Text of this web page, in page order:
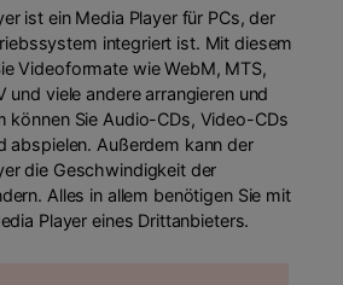
ist ein Media Player für PCs, der
integriert ist. Mit diesem
Videoformate wie WebM, MTS,
und viele andere arrangieren und
können Sie Audio-CDs, Video-CDs
abspielen. Außerdem kann der
die Geschwindigkeit der
Alles in allem benötigen Sie mit
Player eines Drittanbieters.